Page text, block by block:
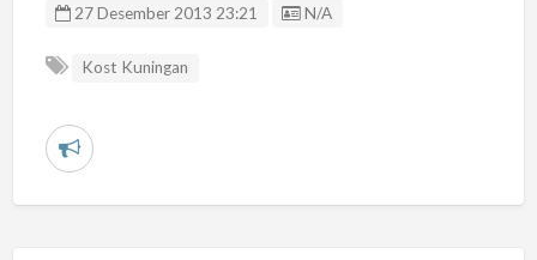
27 Desember 2013 23:21 Listing ID
N/A
Kost Kuningan
L